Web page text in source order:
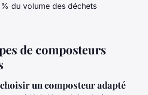
du volume des déchets
de composteurs
un composteur adapté